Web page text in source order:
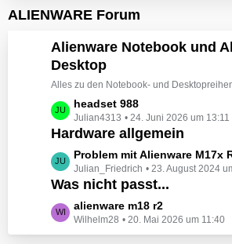
ä
e
e
t
r
ä
g
e
z
e
B
e
i
t
r
ä
g
e
ALIENWARE Forum
Alienware Notebook und
Desktop
Alles zu den Notebook- und
L
e
t
z
t
e
e
headset 988
Julian4313 24. Juni 2026 um 13:11
Hardware allgemein
L
e
t
z
t
e
Problem mit Alienware M17x R2 -
Julian_Friedrich 23. August 2024
Was nicht passt...
L
e
t
alienware m18 r2
Wilhelm28 20. Mai 2026 um 11:40